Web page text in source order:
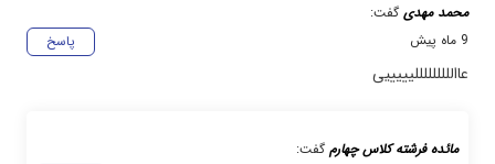
محمد مهدی گفت:
پاسخ
9 ماه پیش
عاالللللللللیییییی
مائده فرشته کلاس چهارم گفت: